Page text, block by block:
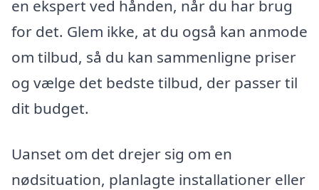
en ekspert ved hånden, når du har brug
for det. Glem ikke, at du også kan anmode
om tilbud, så du kan sammenligne priser
og vælge det bedste tilbud, der passer til
dit budget.
Uanset om det drejer sig om en
nødsituation, planlagte installationer eller